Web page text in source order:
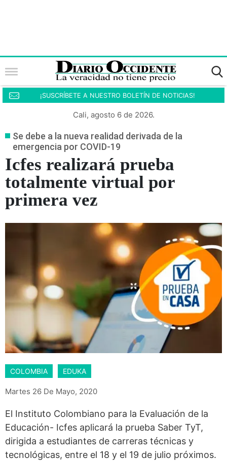
¡SUSCRÍBETE A NUESTRO BOLETÍN DE NOTICIAS!
Cali, agosto 6 de 2026.
Se debe a la nueva realidad derivada de la
emergencia por COVID-19
Icfes realizará prueba
totalmente virtual por
primera vez
COLOMBIA EDUKA
Martes 26 De Mayo, 2020
El Instituto Colombiano para la Evaluación de la
Educación- Icfes aplicará la prueba Saber TyT,
dirigida a estudiantes de carreras técnicas y
tecnológicas, entre el 18 y el 19 de julio próximos.